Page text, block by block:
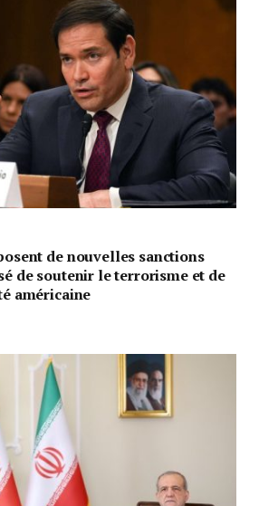
de nouvelles sanctions
de soutenir le terrorisme et de
américaine